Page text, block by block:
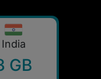
India
GB